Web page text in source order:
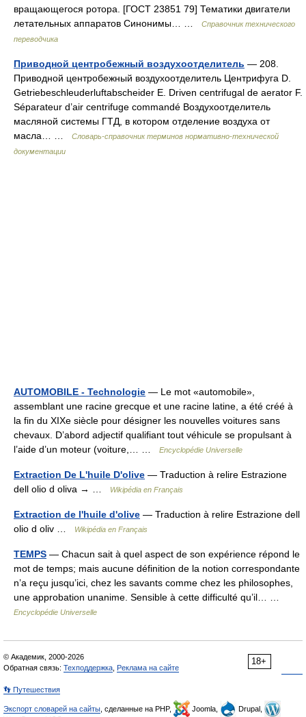
вращающегося ротора. [ГОСТ 23851 79] Тематики двигатели
летательных аппаратов Синонимы… …
Справочник технического
переводчика
Приводной центробежный воздухоотделитель — 208.
Приводной центробежный воздухоотделитель Центрифуга D.
Getriebeschleuderluftabscheider E. Driven centrifugal de aerator F.
Séparateur d’air centrifuge commandé Воздухоотделитель
масляной системы ГТД, в котором отделение воздуха от
масла… …
Словарь-справочник терминов нормативно-технической
документации
AUTOMOBILE - Technologie — Le mot «automobile»,
assemblant une racine grecque et une racine latine, a été créé à
la fin du XIXe siècle pour désigner les nouvelles voitures sans
chevaux. D’abord adjectif qualifiant tout véhicule se propulsant à
l’aide d’un moteur (voiture,… …
Encyclopédie Universelle
Extraction De L'huile D'olive — Traduction à relire Estrazione
dell olio d oliva → …
Wikipédia en Français
Extraction de l'huile d'olive — Traduction à relire Estrazione dell
olio d oliv …
Wikipédia en Français
TEMPS — Chacun sait à quel aspect de son expérience répond le
mot de temps; mais aucune définition de la notion correspondante
n’a reçu jusqu’ici, chez les savants comme chez les philosophes,
une approbation unanime. Sensible à cette difficulté qu’il… …
Encyclopédie Universelle
18+
© Академик, 2000-2026
Обратная связь: Техподдержка Реклама на сайте
👣 Путешествия
Экспорт словарей на сайты , сделанные на PHP, Joomla,
Drupal,